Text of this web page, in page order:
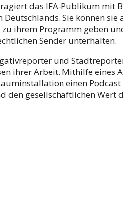
das IFA-Publikum mit
Sie können sie
zu ihrem Programm geben
Sender unterhalten.
und
ihrer Arbeit. Mithilfe eines
einen
den gesellschaftlichen Wert